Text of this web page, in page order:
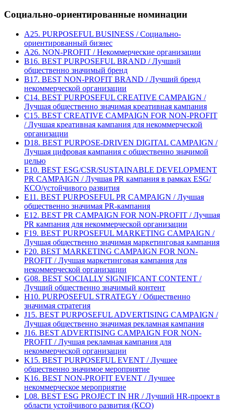
Социально-ориентированные номинации
A25. PURPOSEFUL BUSINESS / Социально-
ориентированный бизнес
A26. NON-PROFIT / Некоммерческие организации
B16. BEST PURPOSEFUL BRAND / Лучший
общественно значимый бренд
B17. BEST NON-PROFIT BRAND / Лучший бренд
некоммерческой организации
C14. BEST PURPOSEFUL CREATIVE CAMPAIGN /
Лучшая общественно значимая креативная кампания
C15. BEST CREATIVE CAMPAIGN FOR NON-PROFIT
/ Лучшая креативная кампания для некоммерческой
организации
D18. BEST PURPOSE-DRIVEN DIGITAL CAMPAIGN /
Лучшая цифровая кампания с общественно значимой
целью
E10. BEST ESG/CSR/SUSTAINABLE DEVELOPMENT
PR CAMPAIGN / Лучшая PR кампания в рамках ESG/
КСО/устойчивого развития
E11. BEST PURPOSEFUL PR CAMPAIGN / Лучшая
общественно значимая PR-кампания
E12. BEST PR CAMPAIGN FOR NON-PROFIT / Лучшая
PR кампания для некоммерческой организации
F19. BEST PURPOSEFUL MARKETING CAMPAIGN /
Лучшая общественно значимая маркетинговая кампания
F20. BEST MARKETING CAMPAIGN FOR NON-
PROFIT / Лучшая маркетинговая кампания для
некоммерческой организации
G08. BEST SOCIALLY SIGNIFICANT CONTENT /
Лучший общественно значимый контент
H10. PURPOSEFUL STRATEGY / Общественно
значимая стратегия
J15. BEST PURPOSEFUL ADVERTISING CAMPAIGN /
Лучшая общественно значимая рекламная кампания
J16. BEST ADVERTISING CAMPAIGN FOR NON-
PROFIT / Лучшая рекламная кампания для
некоммерческой организации
K15. BEST PURPOSEFUL EVENT / Лучшее
общественно значимое мероприятие
K16. BEST NON-PROFIT EVENT / Лучшее
некоммерческое мероприятие
L08. BEST ESG PROJECT IN HR / Лучший HR-проект в
области устойчивого развития (КСО)